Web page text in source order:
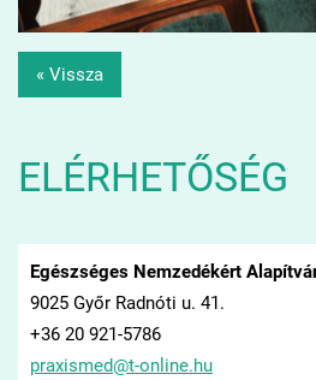
« Vissza
ELÉRHETŐSÉG
Egészséges Nemzedékért
9025 Győr Radnóti u. 41.
+36 20 921-5786
praxismed@t-online.hu